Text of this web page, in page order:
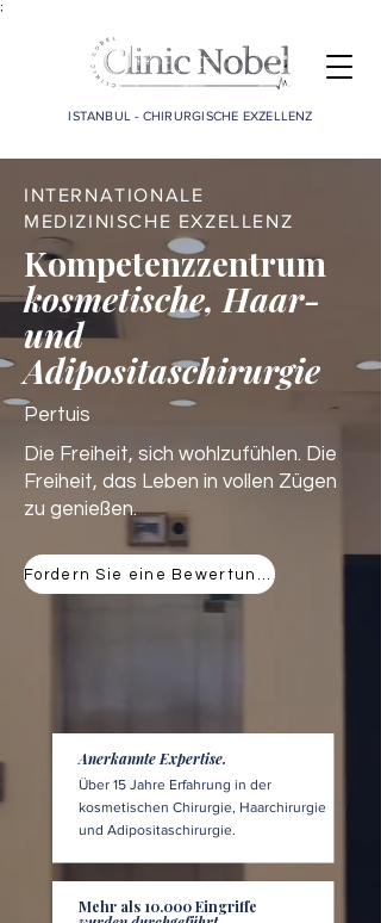
;
ISTANBUL - CHIRURGISCHE EXZELLENZ
INTERNATIONALE
MEDIZINISCHE EXZELLENZ
Kompetenzzentrum
kosmetische, Haar-
und
Adipositaschirurgie
Pertuis
Die Freiheit, sich wohlzufühlen. Die
Freiheit, das Leben in vollen Zügen
zu genießen.
Anerkannte Expertise.
Über 15 Jahre Erfahrung in der
kosmetischen Chirurgie, Haarchirurgie
und Adipositaschirurgie.
Mehr als 10.000 Eingriffe